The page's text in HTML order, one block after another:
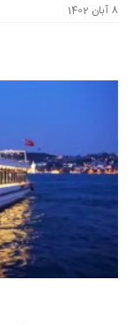
8 آبان 1402